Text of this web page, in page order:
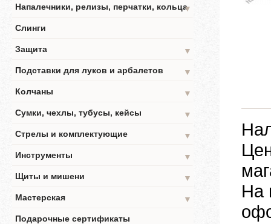
Напалечники, релизы, перчатки, кольца▼
Слинги
Защита
▼
Подставки для луков и арбалетов
▼
Колчаны
▼
Сумки, чехлы, тубусы, кейсы
▼
Стрелы и комплектующие
▼
Инструменты
▼
Щиты и мишени
▼
Мастерская
▼
Подарочные сертификаты
На